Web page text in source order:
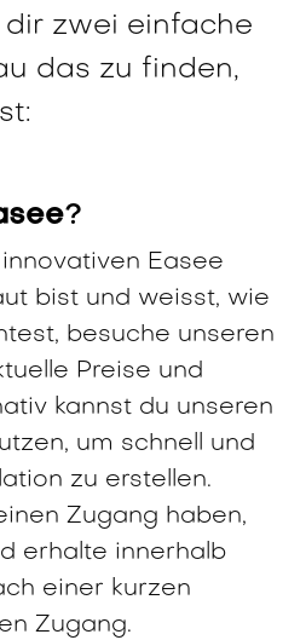
zwei einfache
das zu finden,
?
Easee
bist und weisst, wie
besuche unseren
Preise und
kannst du unseren
um schnell und
zu erstellen.
Zugang haben,
erhalte innerhalb
einer kurzen
Zugang.